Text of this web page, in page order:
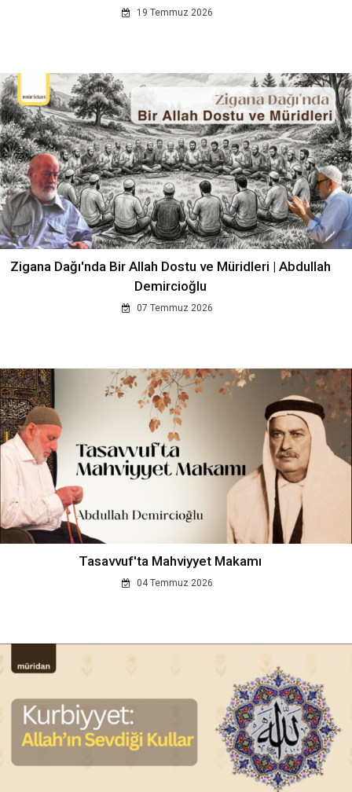
19 Temmuz 2026
Zigana Dağı'nda Bir Allah Dostu ve Müridleri | Abdullah
Demircioğlu
07 Temmuz 2026
Tasavvuf'ta Mahviyyet Makamı
04 Temmuz 2026